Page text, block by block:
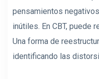
pensamientos
inútiles. En CBT, puede
Una forma de
identificando las